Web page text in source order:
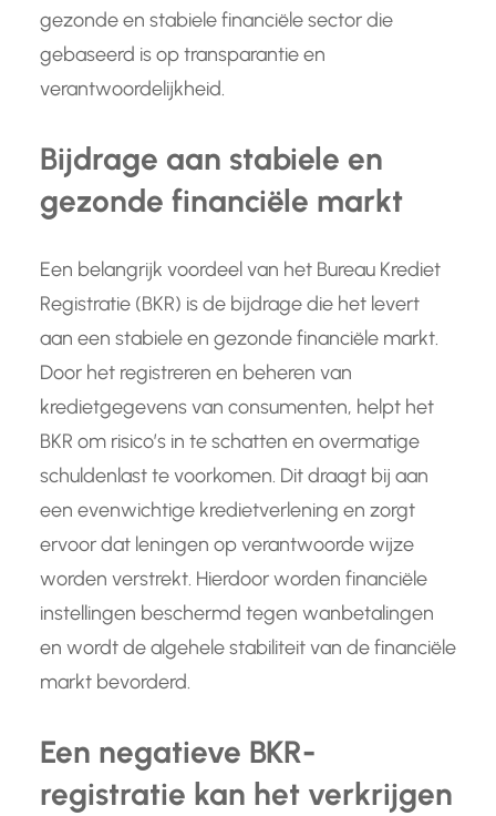
gezonde en stabiele financiële sector die
gebaseerd is op transparantie en
verantwoordelijkheid.
Bijdrage aan stabiele en
gezonde financiële markt
Een belangrijk voordeel van het Bureau Krediet
Registratie (BKR) is de bijdrage die het levert
aan een stabiele en gezonde financiële markt.
Door het registreren en beheren van
kredietgegevens van consumenten, helpt het
BKR om risico’s in te schatten en overmatige
schuldenlast te voorkomen. Dit draagt bij aan
een evenwichtige kredietverlening en zorgt
ervoor dat leningen op verantwoorde wijze
worden verstrekt. Hierdoor worden financiële
instellingen beschermd tegen wanbetalingen
en wordt de algehele stabiliteit van de financiële
markt bevorderd.
Een negatieve BKR-
registratie kan het verkrijgen